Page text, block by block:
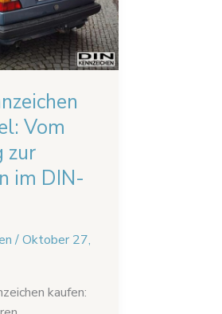
Vom
zur
im DIN-
/Oktober 27,
kaufen: